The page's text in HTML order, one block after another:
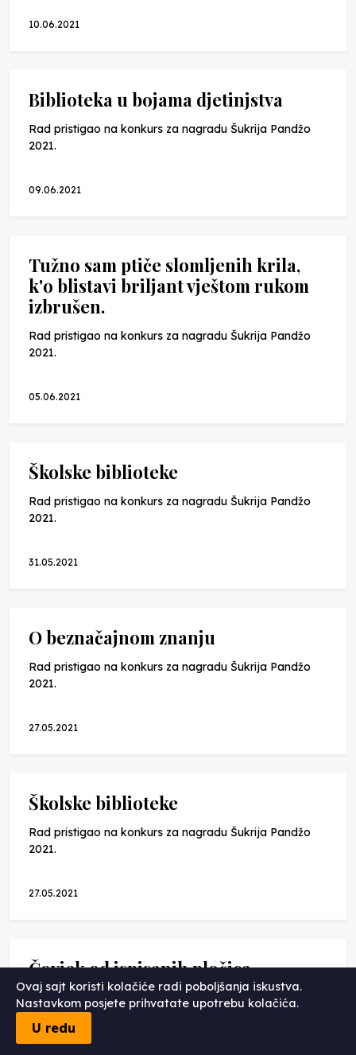
10.06.2021
Biblioteka u bojama djetinjstva
Rad pristigao na konkurs za nagradu Šukrija Pandžo
2021.
09.06.2021
Tužno sam ptiče slomljenih krila,
k'o blistavi briljant vještom rukom
izbrušen.
Rad pristigao na konkurs za nagradu Šukrija Pandžo
2021.
05.06.2021
Školske biblioteke
Rad pristigao na konkurs za nagradu Šukrija Pandžo
2021.
31.05.2021
O beznačajnom znanju
Rad pristigao na konkurs za nagradu Šukrija Pandžo
2021.
27.05.2021
Školske biblioteke
Rad pristigao na konkurs za nagradu Šukrija Pandžo
2021.
27.05.2021
Čovjek od ispisanih pločica
Rad pristigao na konkurs za nagradu Šukrija Pandžo
2021.
Ovaj sajt koristi kolačiće radi poboljšanja iskustva.
Nastavkom posjete prihvatate upotrebu kolačića.
U redu